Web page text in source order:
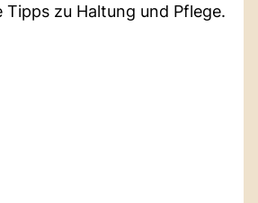
zu Haltung und Pflege.